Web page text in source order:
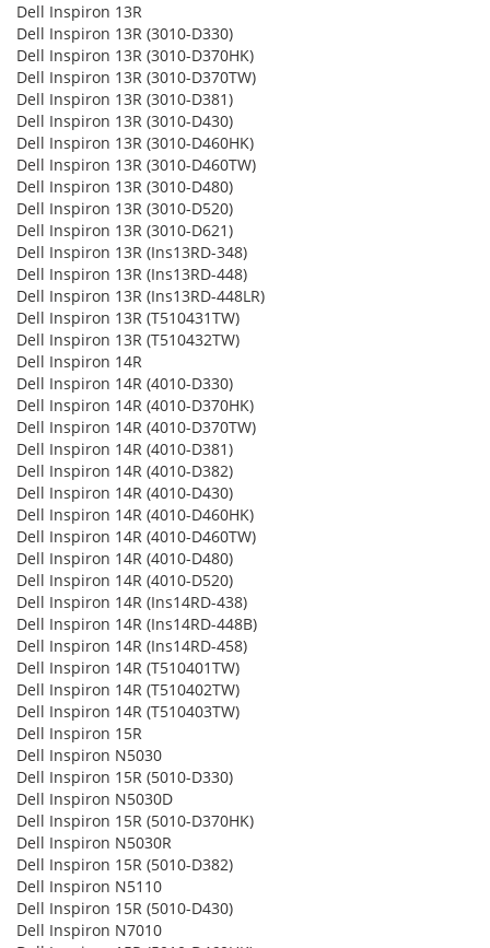
Dell Inspiron 13R
Dell Inspiron 13R (3010-D330)
Dell Inspiron 13R (3010-D370HK)
Dell Inspiron 13R (3010-D370TW)
Dell Inspiron 13R (3010-D381)
Dell Inspiron 13R (3010-D430)
Dell Inspiron 13R (3010-D460HK)
Dell Inspiron 13R (3010-D460TW)
Dell Inspiron 13R (3010-D480)
Dell Inspiron 13R (3010-D520)
Dell Inspiron 13R (3010-D621)
Dell Inspiron 13R (Ins13RD-348)
Dell Inspiron 13R (Ins13RD-448)
Dell Inspiron 13R (Ins13RD-448LR)
Dell Inspiron 13R (T510431TW)
Dell Inspiron 13R (T510432TW)
Dell Inspiron 14R
Dell Inspiron 14R (4010-D330)
Dell Inspiron 14R (4010-D370HK)
Dell Inspiron 14R (4010-D370TW)
Dell Inspiron 14R (4010-D381)
Dell Inspiron 14R (4010-D382)
Dell Inspiron 14R (4010-D430)
Dell Inspiron 14R (4010-D460HK)
Dell Inspiron 14R (4010-D460TW)
Dell Inspiron 14R (4010-D480)
Dell Inspiron 14R (4010-D520)
Dell Inspiron 14R (Ins14RD-438)
Dell Inspiron 14R (Ins14RD-448B)
Dell Inspiron 14R (Ins14RD-458)
Dell Inspiron 14R (T510401TW)
Dell Inspiron 14R (T510402TW)
Dell Inspiron 14R (T510403TW)
Dell Inspiron 15R
Dell Inspiron N5030
Dell Inspiron 15R (5010-D330)
Dell Inspiron N5030D
Dell Inspiron 15R (5010-D370HK)
Dell Inspiron N5030R
Dell Inspiron 15R (5010-D382)
Dell Inspiron N5110
Dell Inspiron 15R (5010-D430)
Dell Inspiron N7010